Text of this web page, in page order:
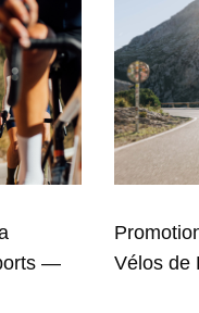
—
Vélos de